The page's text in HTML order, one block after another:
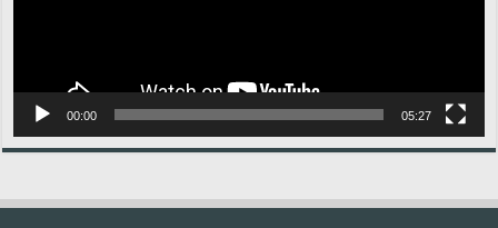
00:00 05:27